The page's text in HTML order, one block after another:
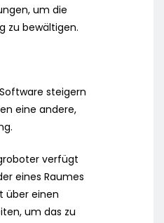
um die
zu bewältigen.
steigern
eine andere,
verfügt
eines Raumes
über einen
um das zu